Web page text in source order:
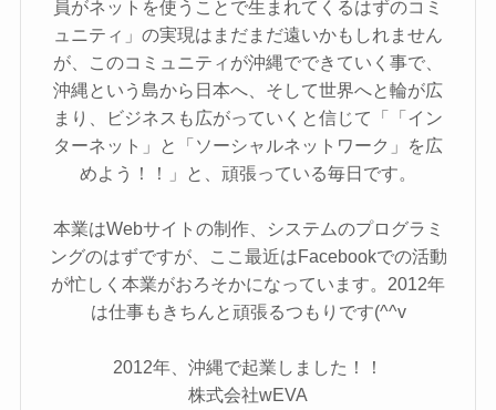
員がネットを使うことで生まれてくるはずのコミ
ュニティ」の実現はまだまだ遠いかもしれません
が、このコミュニティが沖縄でできていく事で、
沖縄という島から日本へ、そして世界へと輪が広
まり、ビジネスも広がっていくと信じて「「イン
ターネット」と「ソーシャルネットワーク」を広
めよう！！」と、頑張っている毎日です。
本業はWebサイトの制作、システムのプログラミ
ングのはずですが、ここ最近はFacebookでの活動
が忙しく本業がおろそかになっています。2012年
は仕事もきちんと頑張るつもりです(^^v
2012年、沖縄で起業しました！！
株式会社wEVA